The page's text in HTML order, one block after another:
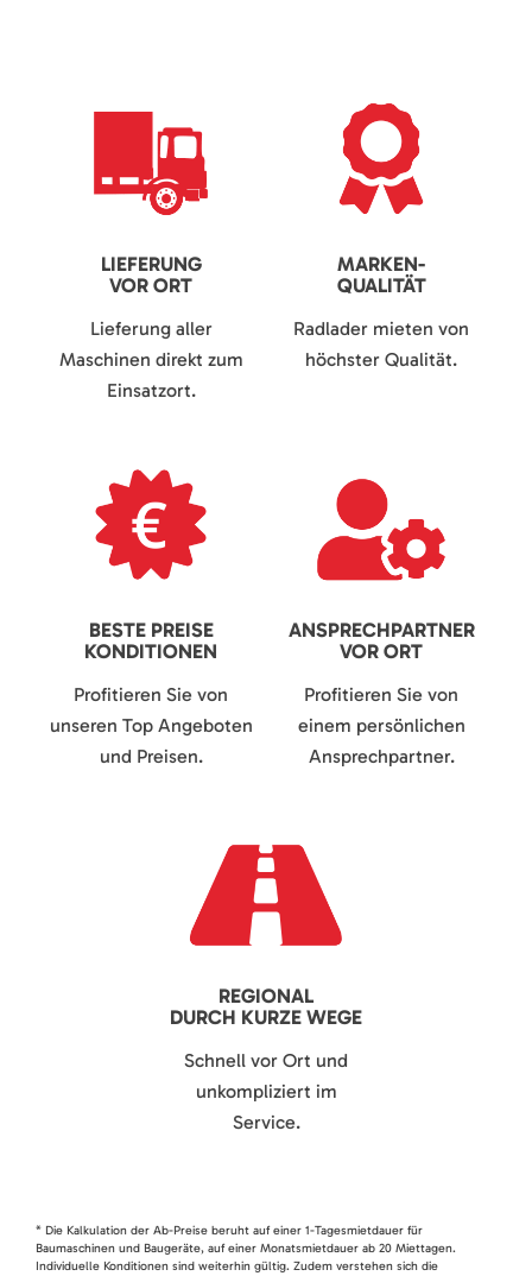
LIEFERUNG
VOR ORT
Lieferung aller
Maschinen direkt zum
Einsatzort.
MARKEN-
QUALITÄT
Radlader mieten von
höchster Qualität.
BESTE PREISE
KONDITIONEN
Profitieren Sie von
unseren Top Angeboten
und Preisen.
ANSPRECHPARTNER
VOR ORT
Profitieren Sie von
einem persönlichen
Ansprechpartner.
REGIONAL
DURCH KURZE WEGE
Schnell vor Ort und
unkompliziert im
Service.
* Die Kalkulation der Ab-Preise beruht auf einer 1-Tagesmietdauer für
Baumaschinen und Baugeräte, auf einer Monatsmietdauer ab 20 Miettagen.
Individuelle Konditionen sind weiterhin gültig. Zudem verstehen sich die